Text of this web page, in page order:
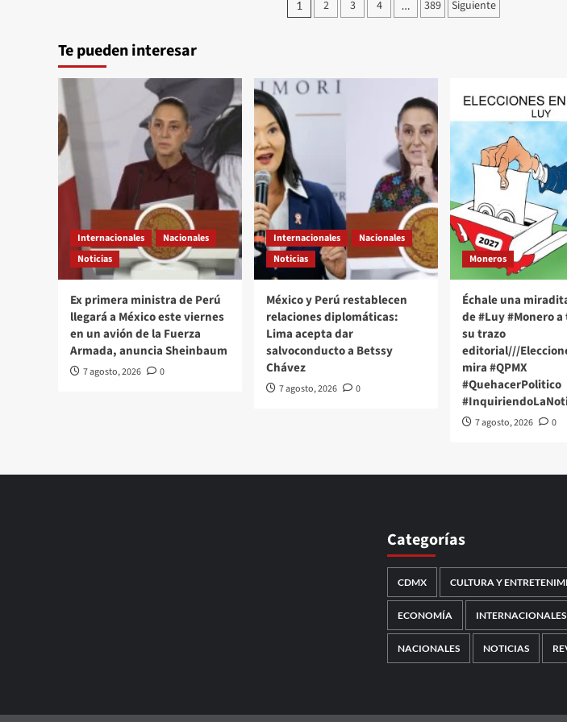
Alberto
Angeles///Trump
broma
su
amenaza
con
intentar
brincar
la
Constitución
1 2 3 4 … 389 Siguiente
Te pueden interesar
Internacionales
Nacionales
Noticias
Ex primera ministra de Perú
llegará a México este viernes
en un avión de la Fuerza
Armada, anuncia Sheinbaum
7 agosto, 2026 0
Internacionales
Nacionales
Noticias
México y Perú restablecen
relaciones diplomáticas:
Lima acepta dar
salvoconducto a Betssy
Chávez
7 agosto, 2026 0
Moneros
Échale una
de #Luy #Monero
su trazo
editorial///
mira #QPMX
#QuehacerPolitico
7 agosto, 2026 0
Categorías
CDMX CULTURA Y
ECONOMÍA INTERNACIONALES
NACIONALES NOTICIAS